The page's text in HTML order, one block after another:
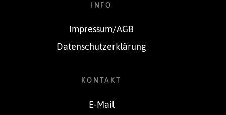
INFO
Impressum/AGB
Datenschutzerklärung
KONTAKT
E-Mail